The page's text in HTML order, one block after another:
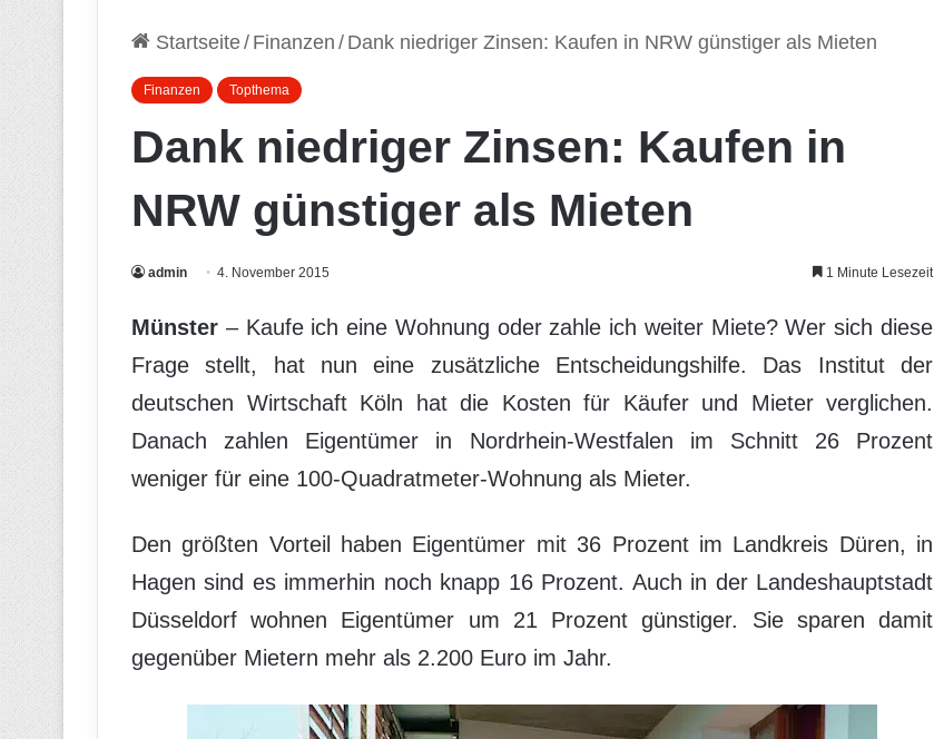
Startseite/ Finanzen / Dank niedriger Zinsen: Kaufen in NRW günstiger als Mieten
Finanzen Topthema
Dank niedriger Zinsen: Kaufen in
NRW günstiger als Mieten
admin 4. November 2015 1 Minute Lesezeit
Münster – Kaufe ich eine Wohnung oder zahle ich weiter Miete? Wer sich diese
Frage stellt, hat nun eine zusätzliche Entscheidungshilfe. Das Institut der
deutschen Wirtschaft Köln hat die Kosten für Käufer und Mieter verglichen.
Danach zahlen Eigentümer in Nordrhein-Westfalen im Schnitt 26 Prozent
weniger für eine 100-Quadratmeter-Wohnung als Mieter.
Den größten Vorteil haben Eigentümer mit 36 Prozent im Landkreis Düren, in
Hagen sind es immerhin noch knapp 16 Prozent. Auch in der Landeshauptstadt
Düsseldorf wohnen Eigentümer um 21 Prozent günstiger. Sie sparen damit
gegenüber Mietern mehr als 2.200 Euro im Jahr.